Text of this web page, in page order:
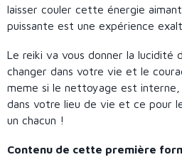
laisser couler cette énergie
puissante est une expérience
Le reiki va vous donner la lucidité
changer dans votre vie et le
meme si le nettoyage est interne,
dans votre lieu de vie et ce pour
un chacun !
Contenu de cette première